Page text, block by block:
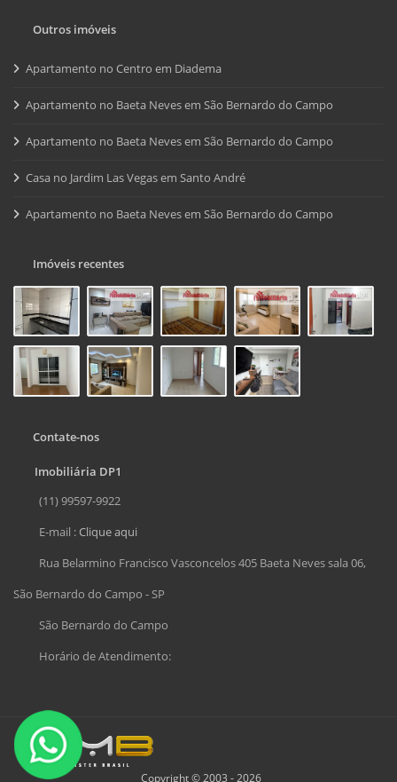
Outros imóveis
Apartamento no Centro em Diadema
Apartamento no Baeta Neves em São Bernardo do Campo
Apartamento no Baeta Neves em São Bernardo do Campo
Casa no Jardim Las Vegas em Santo André
Apartamento no Baeta Neves em São Bernardo do Campo
Imóveis recentes
Contate-nos
Imobiliária DP1
(11) 99597-9922
E-mail :Clique aqui
Rua Belarmino Francisco Vasconcelos 405 Baeta Neves sala 06,
São Bernardo do Campo - SP
São Bernardo do Campo
Horário de Atendimento:
Copyright © 2003 - 2026